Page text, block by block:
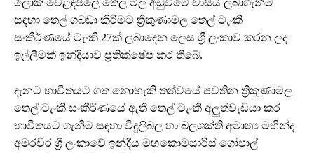
සඳහා තෙල් ගබඩා කිරීමට ත්‍රිකුණාමල තෙල් ටැංකි
සංකීර්ණයේ ටැංකි 27ක් ලබාදෙන ලෙස ශ්‍රී ලංකාව කරන ලද
ඉල්ලීමක් ඉන්දියාව ප්‍රතික්ෂේප කර තිබේ.
දැනට භාවිතයට ගත නොහැකි තත්වයේ පවතින ත්‍රිකුණාමල
තෙල් ටැංකි සංකීර්ණයේ ඇති තෙල් ටැංකි අලුත්වැඩියා කර
භාවිතයට ගැනීම සඳහා විදුලිබල හා බලශක්ති අමාත්‍ය මහින්ද
අමරවීර ශ්‍රී ලංකාවේ ඉන්දීය මහකොමසාරිස් ගෝපාල්